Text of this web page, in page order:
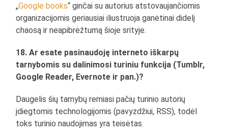
„Google books“ ginčai su autorius atstovaujančiomis
organizacijomis geriausiai iliustruoja ganėtinai didelį
chaosą ir neapibrėžtumą šioje srityje.
18. Ar esate pasinaudoję interneto iškarpų
tarnybomis su dalinimosi turiniu funkcija (Tumblr,
Google Reader, Evernote ir pan.)?
Daugelis šių tarnybų remiasi pačių turinio autorių
įdiegtomis technologijomis (pavyzdžiui, RSS), todėl
toks turinio naudojimas yra teisėtas.